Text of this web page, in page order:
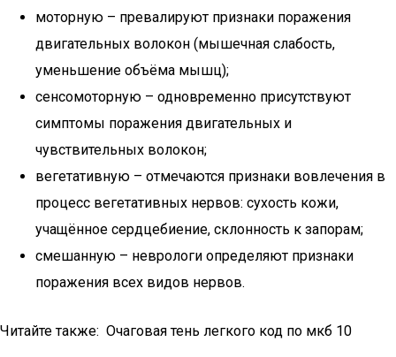
моторную – превалируют признаки поражения
двигательных волокон (мышечная слабость,
уменьшение объёма мышц);
сенсомоторную – одновременно присутствуют
симптомы поражения двигательных и
чувствительных волокон;
вегетативную – отмечаются признаки вовлечения в
процесс вегетативных нервов: сухость кожи,
учащённое сердцебиение, склонность к запорам;
смешанную – неврологи определяют признаки
поражения всех видов нервов.
Читайте также: Очаговая тень легкого код по мкб 10